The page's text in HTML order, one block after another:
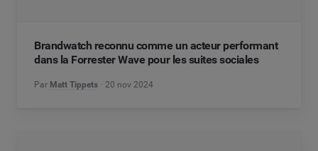
Brandwatch reconnu comme un acteur performant
dans la Forrester Wave pour les suites sociales
Par Matt Tippets 20 nov 2024